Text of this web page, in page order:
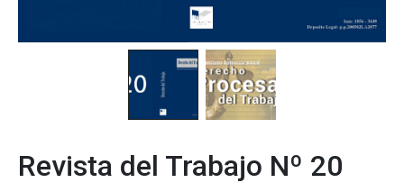
Revista del Trabajo Nº 20